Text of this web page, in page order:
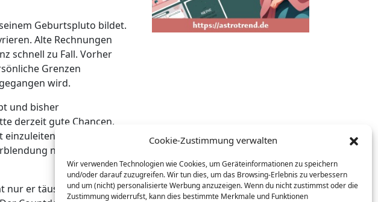
Cookie-Zustimmung verwalten
Wir verwenden Technologien wie Cookies, um Geräteinformationen zu speichern
und/oder darauf zuzugreifen. Wir tun dies, um das Browsing-Erlebnis zu verbessern
und um (nicht) personalisierte Werbung anzuzeigen. Wenn du nicht zustimmst oder die
Zustimmung widerrufst, kann dies bestimmte Merkmale und Funktionen
Geburtspluto bildet.
Alte Rechnungen
schnell zu Fall. Vorher
Grenzen
wird.
und bisher
derzeit gute Chancen,
Die Weichen
nicht erkennen
nur er täuscht oder